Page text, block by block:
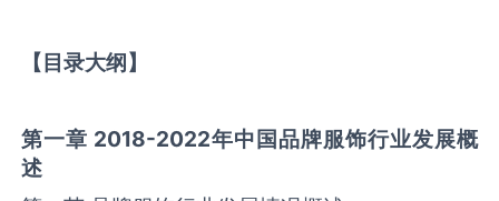
【目录大纲】
第一章 2018-2022年中国品牌服饰行业发展概
述